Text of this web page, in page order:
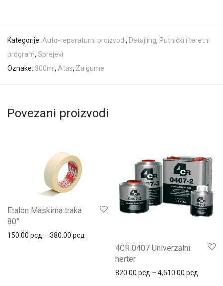
Kategorije: Auto-reparaturni proizvodi, Detajling, Putnički i teretni
program, Sprejevi
Oznake: 300ml , Atas, Za gume
Povezani proizvodi
Etalon Maskirna traka
80°
150.00 рсд – 380.00 рсд
4CR 0407 Univerzalni
herter
820.00 рсд – 4,510.00 рсд